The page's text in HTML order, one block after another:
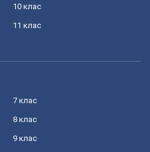
10 клас
11 клас
7 клас
8 клас
9 клас